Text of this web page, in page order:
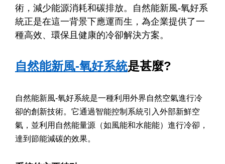
術，減少能源消耗和碳排放。自然能新風-氧好系
統正是在這一背景下應運而生，為企業提供了一
種高效、環保且健康的冷卻解決方案。
自然能新風-氧好系統是甚麼?
自然能新風-氧好系統是一種利用外界自然空氣進行冷
卻的創新技術。它通過智能控制系統引入外部新鮮空
氣，並利用自然能量源（如風能和水能能）進行冷卻，
達到節能減碳的效果。